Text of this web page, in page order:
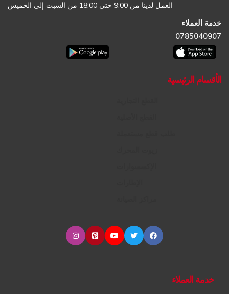
العمل لدينا من 9:00 حتي 18:00 من السبت إلى الخميس
خدمة العملاء
0785040907
الأقسام الرئيسية
خدمة العملاء